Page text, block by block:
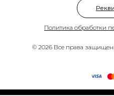
© 2026 Все права
Политика обработки